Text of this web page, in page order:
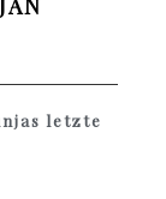
letzte